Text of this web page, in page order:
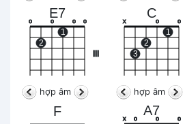
E7
III
o
2
o
1
o o
hợp âm
C
x
3
2
o
1
o
hợp âm
F A7
x o o o